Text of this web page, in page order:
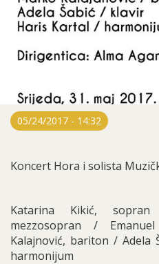
05/24/2017 - 14:32
Koncert Hora i solista
Katarina Kikić,
mezzosopran /
Kalajnović, bariton / Adela
harmonijum